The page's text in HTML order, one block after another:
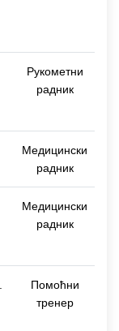
Рукометни
радник
Медицински
радник
Медицински
радник
Помоћни
тренер